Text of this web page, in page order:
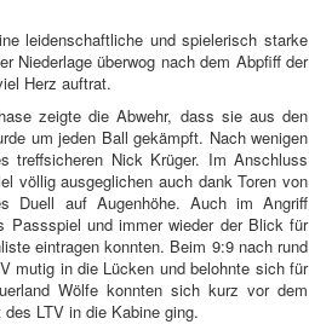
leidenschaftliche und spielerisch starke
Niederlage überwog nach dem Abpfiff der
Herz auftrat.
zeigte die Abwehr, dass sie aus den
um jeden Ball gekämpft. Nach wenigen
treffsicheren Nick Krüger. Im Anschluss
völlig ausgeglichen auch dank Toren von
Duell auf Augenhöhe. Auch im Angriff
Passspiel und immer wieder der Blick für
eintragen konnten. Beim 9:9 nach rund
mutig in die Lücken und belohnte sich für
Wölfe konnten sich kurz vor dem
LTV in die Kabine ging.